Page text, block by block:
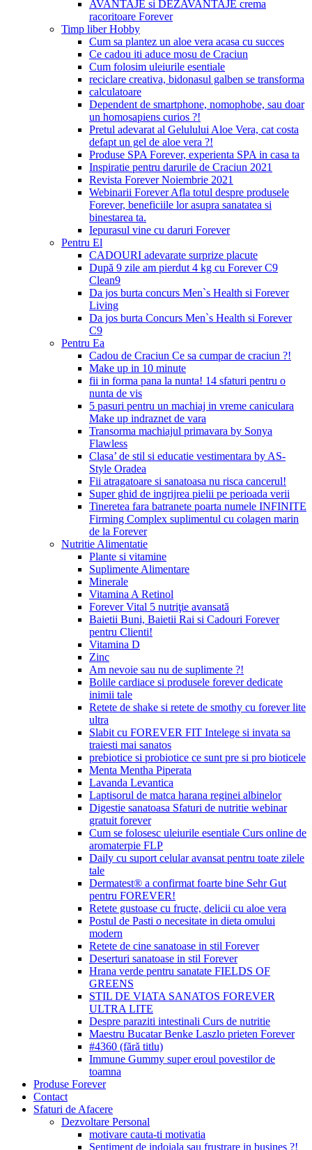
AVANTAJE si DEZAVANTAJE crema
racoritoare Forever
Timp liber Hobby
Cum sa plantez un aloe vera acasa cu succes
Ce cadou iti aduce mosu de Craciun
Cum folosim uleiurile esentiale
reciclare creativa, bidonasul galben se transforma
calculatoare
Dependent de smartphone, nomophobe, sau doar
un homosapiens curios ?!
Pretul adevarat al Gelulului Aloe Vera, cat costa
defapt un gel de aloe vera ?!
Produse SPA Forever, experienta SPA in casa ta
Inspiratie pentru darurile de Craciun 2021
Revista Forever Noiembrie 2021
Webinarii Forever Afla totul despre produsele
Forever, beneficiile lor asupra sanatatea si
binestarea ta.
Iepurasul vine cu daruri Forever
Pentru El
CADOURI adevarate surprize placute
După 9 zile am pierdut 4 kg cu Forever C9
Clean9
Da jos burta concurs Men`s Health si Forever
Living
Da jos burta Concurs Men`s Health si Forever
C9
Pentru Ea
Cadou de Craciun Ce sa cumpar de craciun ?!
Make up in 10 minute
fii in forma pana la nunta! 14 sfaturi pentru o
nunta de vis
5 pasuri pentru un machiaj in vreme caniculara
Make up indraznet de vara
Transorma machiajul primavara by Sonya
Flawless
Clasa’ de stil si educatie vestimentara by AS-
Style Oradea
Fii atragatoare si sanatoasa nu risca cancerul!
Super ghid de ingrijrea pielii pe perioada verii
Tineretea fara batranete poarta numele INFINITE
Firming Complex suplimentul cu colagen marin
de la Forever
Nutritie Alimentatie
Plante si vitamine
Suplimente Alimentare
Minerale
Vitamina A Retinol
Forever Vital 5 nutriţie avansată
Baietii Buni, Baietii Rai si Cadouri Forever
pentru Clienti!
Vitamina D
Zinc
Am nevoie sau nu de suplimente ?!
Bolile cardiace si produsele forever dedicate
inimii tale
Retete de shake si retete de smothy cu forever lite
ultra
Slabit cu FOREVER FIT Intelege si invata sa
traiesti mai sanatos
prebiotice si probiotice ce sunt pre si pro bioticele
Menta Mentha Piperata
Lavanda Levantica
Laptisorul de matca harana reginei albinelor
Digestie sanatoasa Sfaturi de nutritie webinar
gratuit forever
Cum se folosesc uleiurile esentiale Curs online de
aromaterpie FLP
Daily cu suport celular avansat pentru toate zilele
tale
Dermatest® a confirmat foarte bine Sehr Gut
pentru FOREVER!
Retete gustoase cu fructe, delicii cu aloe vera
Postul de Pasti o necesitate in dieta omului
modern
Retete de cine sanatoase in stil Forever
Deserturi sanatoase in stil Forever
Hrana verde pentru sanatate FIELDS OF
GREENS
STIL DE VIATA SANATOS FOREVER
ULTRA LITE
Despre paraziti intestinali Curs de nutritie
Maestru Bucatar Benke Laszlo prieten Forever
#4360 (fără titlu)
Immune Gummy super eroul povestilor de
toamna
Produse Forever
Contact
Sfaturi de Afacere
Dezvoltare Personal
motivare cauta-ti motivatia
Sentiment de indoiala sau frustrare in busines ?!